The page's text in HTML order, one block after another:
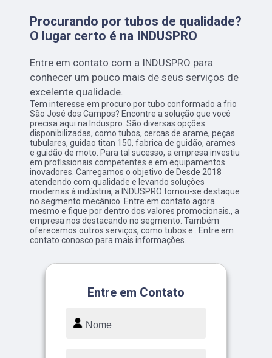
Procurando por tubos de qualidade?
O lugar certo é na INDUSPRO
Entre em contato com a INDUSPRO para
conhecer um pouco mais de seus serviços de
excelente qualidade.
Tem interesse em procuro por tubo conformado a frio
São José dos Campos? Encontre a solução que você
precisa aqui na Induspro. São diversas opções
disponibilizadas, como tubos, cercas de arame, peças
tubulares, guidao titan 150, fabrica de guidão, arames
e guidão de moto. Para tal sucesso, a empresa investiu
em profissionais competentes e em equipamentos
inovadores. Carregamos o objetivo de Desde 2018
atendendo com qualidade e levando soluções
modernas à indústria, a INDUSPRO tornou-se destaque
no segmento mecânico. Entre em contato agora
mesmo e fique por dentro dos valores promocionais., a
empresa nos destacando no segmento. Também
oferecemos outros serviços, como tubos e . Entre em
contato conosco para mais informações.
Entre em Contato